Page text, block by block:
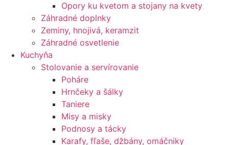
Opory ku kvetom a stojany na kvety
Záhradné doplnky
Zeminy, hnojivá, keramzit
Záhradné osvetlenie
Kuchyňa
Stolovanie a servírovanie
Poháre
Hrnčeky a šálky
Taniere
Misy a misky
Podnosy a tácky
Karafy, fľaše, džbány, omáčniky